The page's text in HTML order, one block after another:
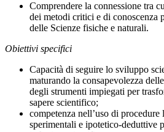
Comprendere la connessione tra
dei metodi cri­tici e di conoscenza
delle Scienze fisiche e naturali.
Obiettivi specifici
Capacità di seguire lo sviluppo
maturando la consa­pevolezza
degli strumenti impiegati per
sapere scientifico;
competenza nell’uso di procedure
sperimentali e ipoteti­co-­deduttive